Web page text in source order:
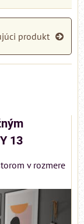
produkt
13
v rozmere